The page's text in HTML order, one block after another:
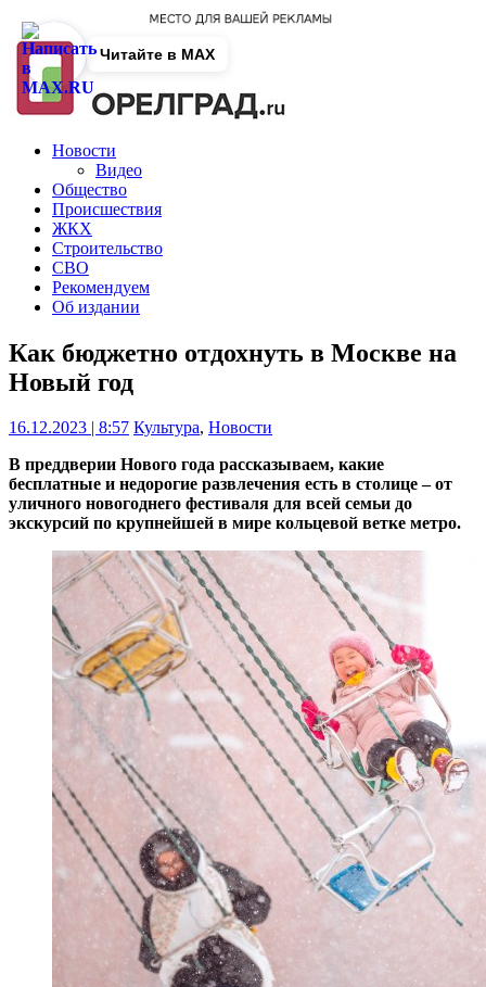
Новости
Видео
Общество
Происшествия
ЖКХ
Строительство
СВО
Рекомендуем
Об издании
Как бюджетно отдохнуть в Москве на
Новый год
16.12.2023 | 8:57 Культура, Новости
В преддверии Нового года рассказываем, какие
бесплатные и недорогие развлечения есть в столице – от
уличного новогоднего фестиваля для всей семьи до
экскурсий по крупнейшей в мире кольцевой ветке метро.
Читайте в MAX